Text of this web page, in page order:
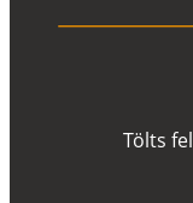
Tölts fel